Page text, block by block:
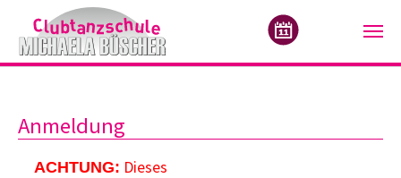
Zum Hauptinhalt springen
Anmeldung
ACHTUNG: Dieses